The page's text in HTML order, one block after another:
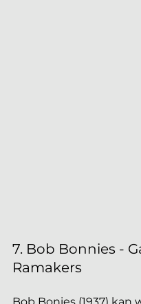
7. Bob Bonnies -
Ramakers
Bob Bonies (1937) kan